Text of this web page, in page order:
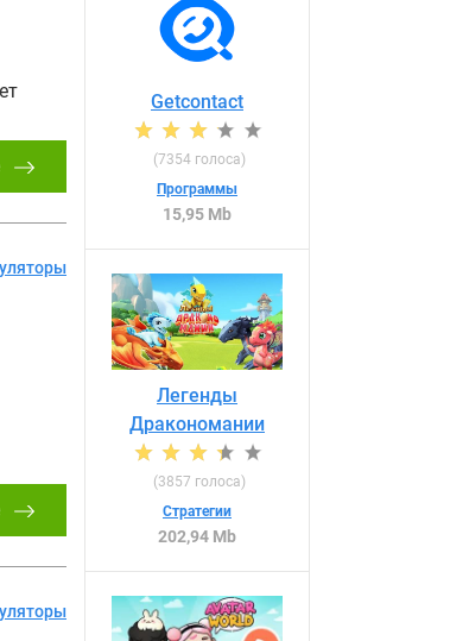
Getcontact
(7354 голоса)
Программы
15,95 Mb
Легенды
Дракономании
(3857 голоса)
Стратегии
202,94 Mb